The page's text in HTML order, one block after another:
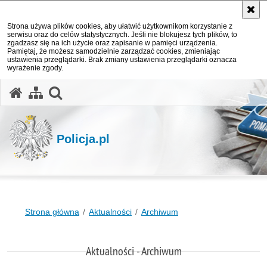
Strona używa plików cookies, aby ułatwić użytkownikom korzystanie z
serwisu oraz do celów statystycznych. Jeśli nie blokujesz tych plików, to
zgadzasz się na ich użycie oraz zapisanie w pamięci urządzenia.
Pamiętaj, że możesz samodzielnie zarządzać cookies, zmieniając
ustawienia przeglądarki. Brak zmiany ustawienia przeglądarki oznacza
wyrażenie zgody.
Policja.pl
Strona główna Aktualności Archiwum
Aktualności - Archiwum